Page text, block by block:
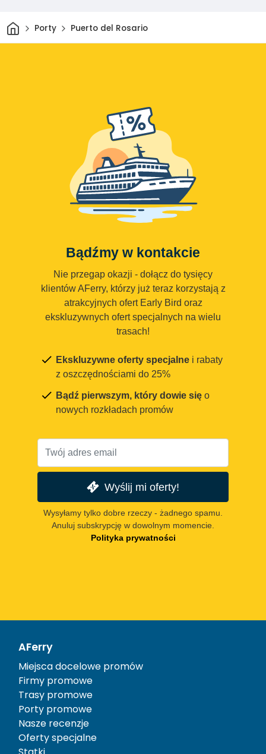
DomPorty Puerto del Rosario
Bądźmy w kontakcie
Nie przegap okazji - dołącz do tysięcy
klientów AFerry, którzy już teraz korzystają z
atrakcyjnych ofert Early Bird oraz
ekskluzywnych ofert specjalnych na wielu
trasach!
Ekskluzywne oferty specjalne i rabaty
z oszczędnościami do 25%
Bądź pierwszym, który dowie się o
nowych rozkładach promów
Wyślij mi oferty!
Wysyłamy tylko dobre rzeczy - żadnego spamu.
Anuluj subskrypcję w dowolnym momencie.
Polityka prywatności
AFerry
Miejsca docelowe promów
Firmy promowe
Trasy promowe
Porty promowe
Nasze recenzje
Oferty specjalne